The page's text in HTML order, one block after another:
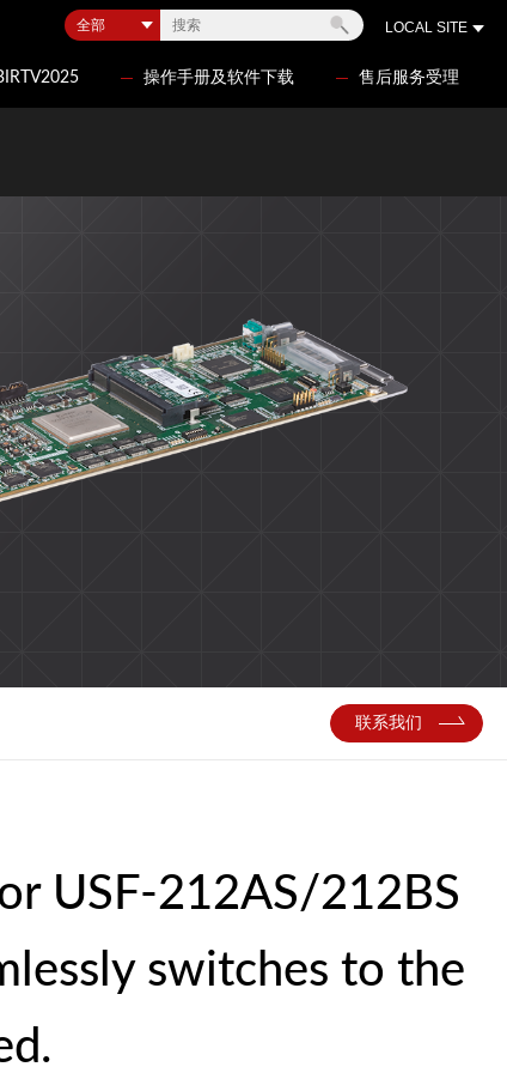
LOCAL SITE
操作手册及软件下载 售后服务受理
联系我们
USF-212AS/212BS
switches to the